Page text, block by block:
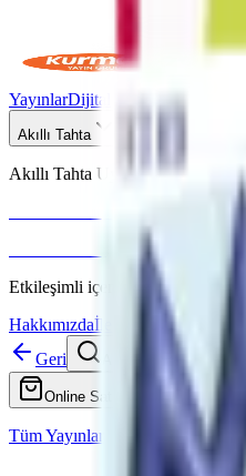
YayınlarDijital
Akıllı Tahta
Akıllı Tahta Uyumlu
Etkileşimli içerik · Video destekli
Hakkımızdaİletişim
Geri
Online Satış
Tüm Yayınlar